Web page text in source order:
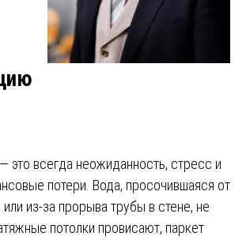
это всегда неожиданность, стресс и
потери. Вода, просочившаяся от
из-за прорыва трубы в стене, не
потолки провисают, паркет